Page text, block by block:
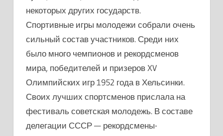
некоторых других государств.
Спортивные игры молодежи собрали очень
сильный состав участников. Среди них
было много чемпионов и рекордсменов
мира, победителей и призеров XV
Олимпийских игр 1952 года в Хельсинки.
Своих лучших спортсменов прислала на
фестиваль советская молодежь. В составе
делегации СССР — рекордсмены-